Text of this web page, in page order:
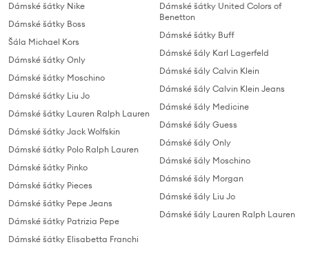
Dámské šátky Nike
Dámské šátky Boss
Šála Michael Kors
Dámské šátky Only
Dámské šátky Moschino
Dámské šátky Liu Jo
Dámské šátky Lauren Ralph Lauren
Dámské šátky Jack Wolfskin
Dámské šátky Polo Ralph Lauren
Dámské šátky Pinko
Dámské šátky Pieces
Dámské šátky Pepe Jeans
Dámské šátky Patrizia Pepe
Dámské šátky Elisabetta Franchi
Dámské šátky United Colors of
Benetton
Dámské šátky Buff
Dámské šály Karl Lagerfeld
Dámské šály Calvin Klein
Dámské šály Calvin Klein Jeans
Dámské šály Medicine
Dámské šály Guess
Dámské šály Only
Dámské šály Moschino
Dámské šály Morgan
Dámské šály Liu Jo
Dámské šály Lauren Ralph Lauren